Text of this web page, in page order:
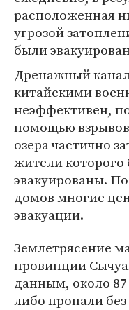
расположенная
угрозой
были
Дренажный
китайскими
неэффективен,
помощью
озера частично
жители которого
эвакуированы.
домов многие
эвакуации.
Землетрясение
провинции
данным, около 87
либо пропали без